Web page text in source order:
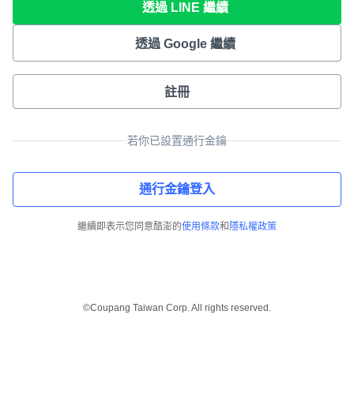
透過 LINE 繼續
透過 Google 繼續
註冊
若你已設置通行金鑰
通行金鑰登入
繼續即表示您同意酷澎的使用條款和 隱私權政策
©Coupang Taiwan Corp. All rights reserved.